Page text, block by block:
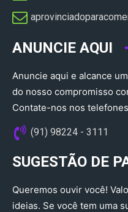
ANUNCIE AQUI
Anuncie aqui e alcance
do nosso compromisso
Contate-nos nos
(91) 98224 - 3111
SUGESTÃO DE
Queremos ouvir você!
ideias. Se você tem uma